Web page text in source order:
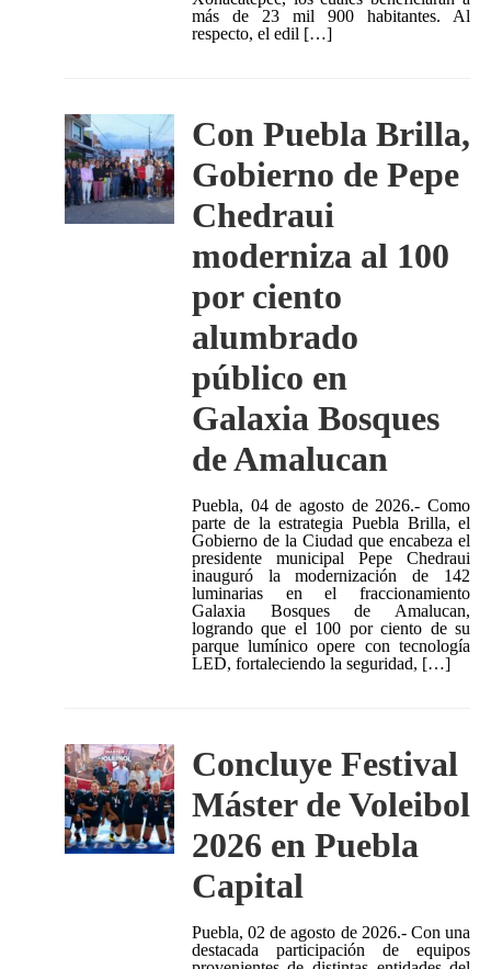
más de 23 mil 900 habitantes. Al
respecto, el edil […]
Con Puebla Brilla,
Gobierno de Pepe
Chedraui
moderniza al 100
por ciento
alumbrado
público en
Galaxia Bosques
de Amalucan
Puebla, 04 de agosto de 2026.- Como
parte de la estrategia Puebla Brilla, el
Gobierno de la Ciudad que encabeza el
presidente municipal Pepe Chedraui
inauguró la modernización de 142
luminarias en el fraccionamiento
Galaxia Bosques de Amalucan,
logrando que el 100 por ciento de su
parque lumínico opere con tecnología
LED, fortaleciendo la seguridad, […]
Concluye Festival
Máster de Voleibol
2026 en Puebla
Capital
Puebla, 02 de agosto de 2026.- Con una
destacada participación de equipos